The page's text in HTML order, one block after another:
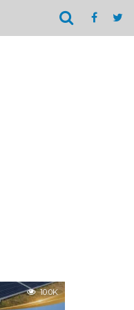
10.0K